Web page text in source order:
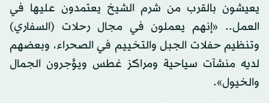
يعيشون بالقرب من شرم الشيخ يعتمدون عليها في
العمل.. «إنهم يعملون في مجال رحلات (السفاري)
وتنظيم حفلات الجبل والتخييم في الصحراء، وبعضهم
لديه منشآت سياحية ومراكز غطس ويؤجرون الجمال
والخيول».